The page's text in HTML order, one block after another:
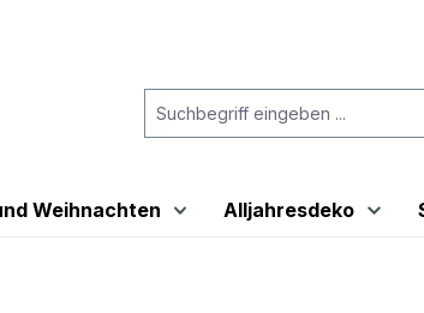
Weihnachten Alljahresdeko